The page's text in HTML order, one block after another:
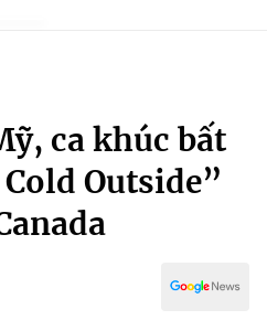
ca khúc bất
Outside”